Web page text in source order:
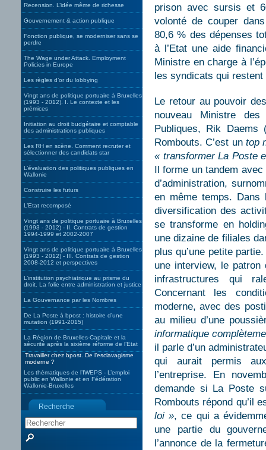
Recension. L’idée même de richesse
Gouvernement & action publique
Fonction publique, se moderniser sans se
perdre
The Wage under Attack. Employment
Policies in Europe
Les règles d’or du lobbying
Vingt ans de politique portuaire à Bruxelles
(1993 - 2012). I. Le contexte et les
prémices
Initiation au droit budgétaire et comptable
des administrations publiques
Les RH en scène. Comment recruter et
sélectionner des candidats star
L’évaluation des politiques publiques en
Wallonie
Construire les futurs
L’Etat recomposé
Vingt ans de politique portuaire à Bruxelles
(1993 - 2012) - II. Contrats de gestion
1994-1999 et 2002-2007
Vingt ans de politique portuaire à Bruxelles
(1993 - 2012) - III. Contrats de gestion
2008-2012 et perspectives
L’institution psychiatrique au prisme du
droit. La folie entre administration et justice
La Gouvernance par les Nombres
De La Poste à bpost : histoire d’une
mutation (1991-2015)
La Région de Bruxelles-Capitale et la
sécurité après la sixième réforme de l’Etat
Travailler chez bpost. De l’esclavagisme
moderne ?
Les thématiques de l’IWEPS - L’emploi
public en Wallonie et en Fédération
Wallonie-Bruxelles
Recherche
prison avec sursis et
volonté de couper
80,6 % des dépenses
à l’Etat une aide
Ministre en charge à
les syndicats qui restent
Le retour au pouvoir
nouveau Ministre des
Publiques, Rik
Rombouts. C’est untop
« transformer La Poste
Il forme un tandem
d’administration,
en même temps. Dans
diversification des
se transforme en
une dizaine de filiales
plus qu’une petite
une interview, le patron
infrastructures qui
Concernant les
moderne, avec des
au milieu d’une
informatique
il parle d’un
qui aurait permis
l’entreprise. En
demande si La Poste
Rombouts répond qu’il
loi », ce qui a
une partie du
l’annonce de la